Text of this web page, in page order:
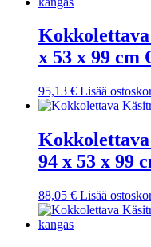
x 53 x 99 cm
95,13 € Lisää
94 x 53 x 99
88,05 € Lisää